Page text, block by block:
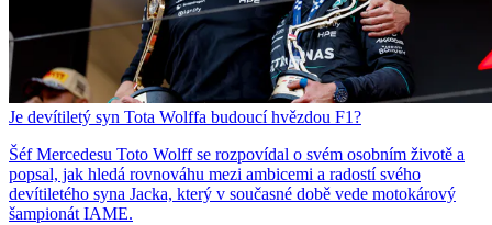
Je devítiletý syn Tota Wolffa budoucí hvězdou F1?
Šéf Mercedesu Toto Wolff se rozpovídal o svém osobním životě a
popsal, jak hledá rovnováhu mezi ambicemi a radostí svého
devítiletého syna Jacka, který v současné době vede motokárový
šampionát IAME.